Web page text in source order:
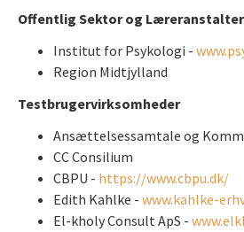
Offentlig Sektor og Læreranstalter
Institut for Psykologi -
Region Midtjylland
Testbrugervirksomheder
Ansættelsessamtale og
CC Consilium
CBPU - https://www.cbpu.dk/
Edith Kahlke - www.kahlke-
El-kholy Consult ApS -